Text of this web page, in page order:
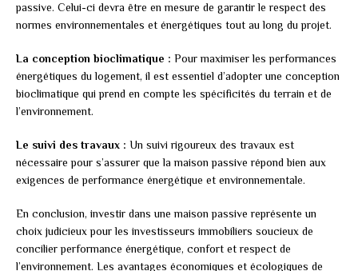
passive. Celui-ci devra être en mesure de garantir le respect des
normes environnementales et énergétiques tout au long du projet.
La conception bioclimatique : Pour maximiser les performances
énergétiques du logement, il est essentiel d’adopter une conception
bioclimatique qui prend en compte les spécificités du terrain et de
l’environnement.
Le suivi des travaux : Un suivi rigoureux des travaux est
nécessaire pour s’assurer que la maison passive répond bien aux
exigences de performance énergétique et environnementale.
En conclusion, investir dans une maison passive représente un
choix judicieux pour les investisseurs immobiliers soucieux de
concilier performance énergétique, confort et respect de
l’environnement. Les avantages économiques et écologiques de